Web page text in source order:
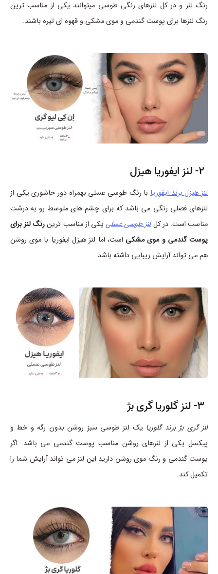
رنگ لنز و در کل لنزهای رنگی طوسی میتوانند یکی از مناسب ترین
رنگ لنزها برای پوست گندمی و موی مشکی و قهوه ای تیره باشند.
2- لنز ایفوریا هیزل
لنز هیزل برند ایفوریابا رنگ طوسی عسلی بهمراه دور حاشوری یکی از
لنزهای فصلی رنگی می باشد که برای چشم های متوسط رو به درشت
مناسب است. در کللنز طوسی عسلییکی از مناسب ترینرنگ لنز برای
پوست گندمی و موی مشکی است، اما لنز هیزل ایفوریا با موی روشن
هم می تواند آرایش زیبایی داشته باشد.
3- لنز گلوریا گری بژ
لنز گری بژ برند گلوریا یک لنز طوسی سبز روشن بدون رگه و خط و
پیکسل یکی از لنزهای روشن مناسب پوست گندمی می باشد. اگر
پوست گندمی و رنگ موی روشن دارید این لنز می تواند آرایش شما را
تکمیل کند.